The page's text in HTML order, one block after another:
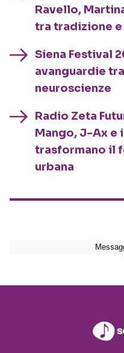
Ravello,
tra tradizione
Siena Festival
avanguardie
neuroscienze
Radio Zeta
Mango, J-Ax e
trasformano il
urbana